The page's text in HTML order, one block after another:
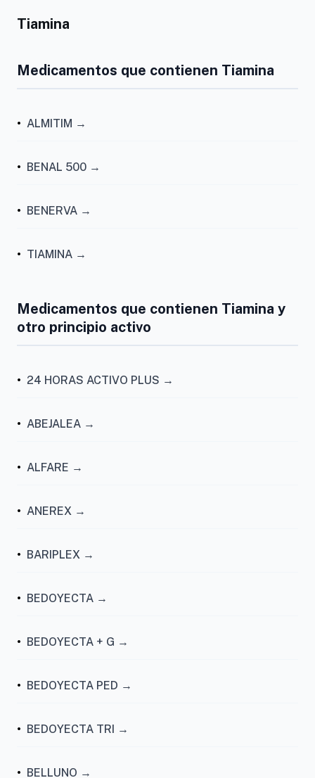
Tiamina
Medicamentos que contienen Tiamina
• ALMITIM →
• BENAL 500 →
• BENERVA →
• TIAMINA →
Medicamentos que contienen Tiamina y
otro principio activo
• 24 HORAS ACTIVO PLUS →
• ABEJALEA →
• ALFARE →
• ANEREX →
• BARIPLEX →
• BEDOYECTA →
• BEDOYECTA + G →
• BEDOYECTA PED →
• BEDOYECTA TRI →
• BELLUNO →